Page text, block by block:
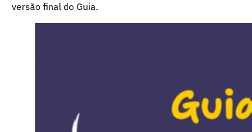
versão final do Guia.